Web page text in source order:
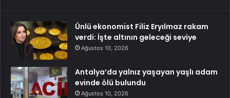
Ünlü ekonomist Filiz Eryılmaz rakam
verdi: İşte altının geleceği seviye
Ağustos 10, 2026
Antalya’da yalnız yaşayan yaşlı adam
evinde ölü bulundu
Ağustos 10, 2026